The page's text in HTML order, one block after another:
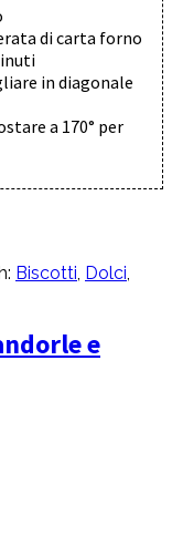
di carta forno
in diagonale
a 170° per
Biscotti Dolci
e